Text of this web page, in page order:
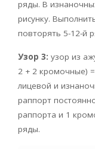
ряды. В
рисунку.
повторять 5-12-й
Узор 3: узор из
2 + 2 кромочные)
лицевой и
раппорт
раппорта и 1
ряды.